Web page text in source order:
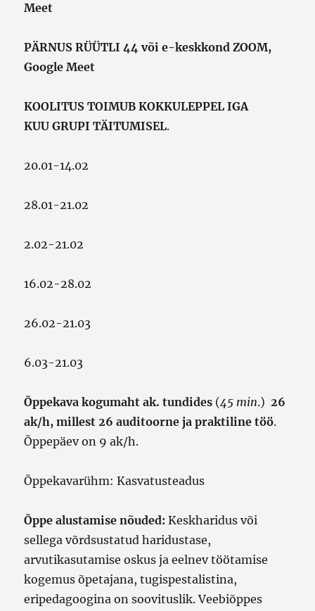
Meet
PÄRNUS RÜÜTLI 44 või e-keskkond ZOOM,
Google Meet
KOOLITUS TOIMUB KOKKULEPPEL IGA
KUUGRUPI TÄITUMISEL.
20.01-14.02
28.01-21.02
2.02-21.02
16.02-28.02
26.02-21.03
6.03-21.03
Õppekava kogumaht ak. tundides (45 min.)26
ak/h, millest 26 auditoorne ja praktiline töö.
Õppepäev on 9 ak/h.
Õppekavarühm: Kasvatusteadus
Õppe alustamise nõuded:Keskharidus või
sellega võrdsustatud haridustase,
arvutikasutamise oskus ja eelnev töötamise
kogemus õpetajana, tugispestalistina,
eripedagoogina on soovituslik. Veebiõppes